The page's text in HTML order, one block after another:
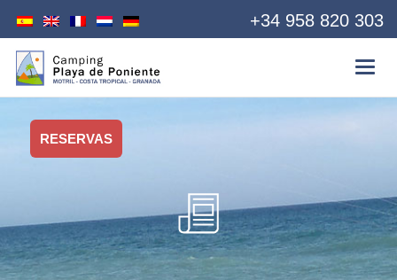
+34 958 820 303
RESERVAS